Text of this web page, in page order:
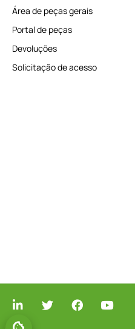
Área de peças gerais
Portal de peças
Devoluções
Solicitação de acesso